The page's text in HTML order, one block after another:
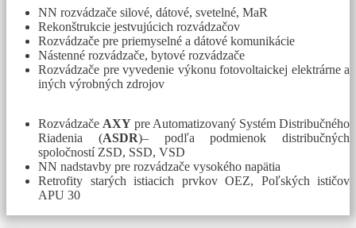
VÝROBA ROZVÁDZAČOV
NN rozvádzače silové, dátové, svetelné, MaR
Rekonštrukcie jestvujúcich rozvádzačov
Rozvádzače pre priemyselné a dátové komunikácie
Nástenné rozvádzače, bytové rozvádzače
Rozvádzače pre vyvedenie výkonu fotovoltaickej elektrárne a
iných výrobných zdrojov
Rozvádzače AXY pre Automatizovaný Systém Distribučného
Riadenia (ASDR)– podľa podmienok distribučných
spoločností ZSD, SSD, VSD
NN nadstavby pre rozvádzače vysokého napätia
Retrofity starých istiacich prvkov OEZ, Poľských ističov
APU 30